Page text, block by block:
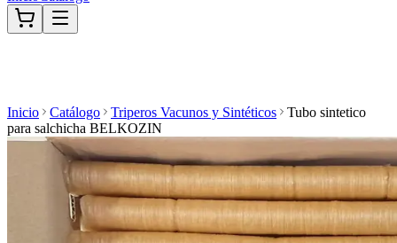
Inicio Catálogo Triperos Vacunos y Sintéticos
Tubo sintetico
para salchicha BELKOZIN